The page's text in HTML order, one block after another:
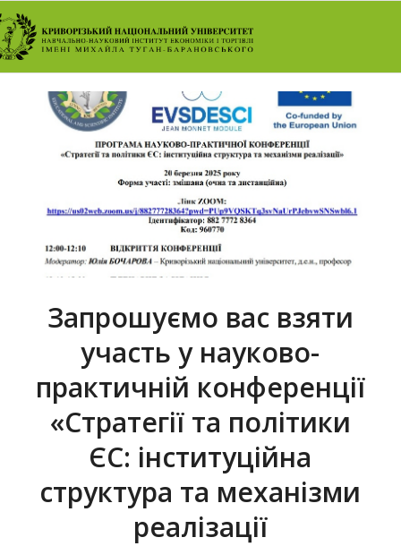
Запрошуємо вас взяти
участь у науково-
практичній конференції
«Стратегії та політики
ЄС: інституційна
структура та механізми
реалізації